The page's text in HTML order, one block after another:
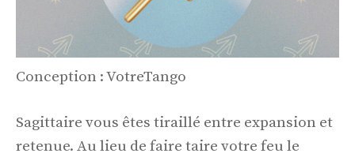
Conception : VotreTango
Sagittaire vous êtes tiraillé entre expansion et
retenue. Au lieu de faire taire votre feu le